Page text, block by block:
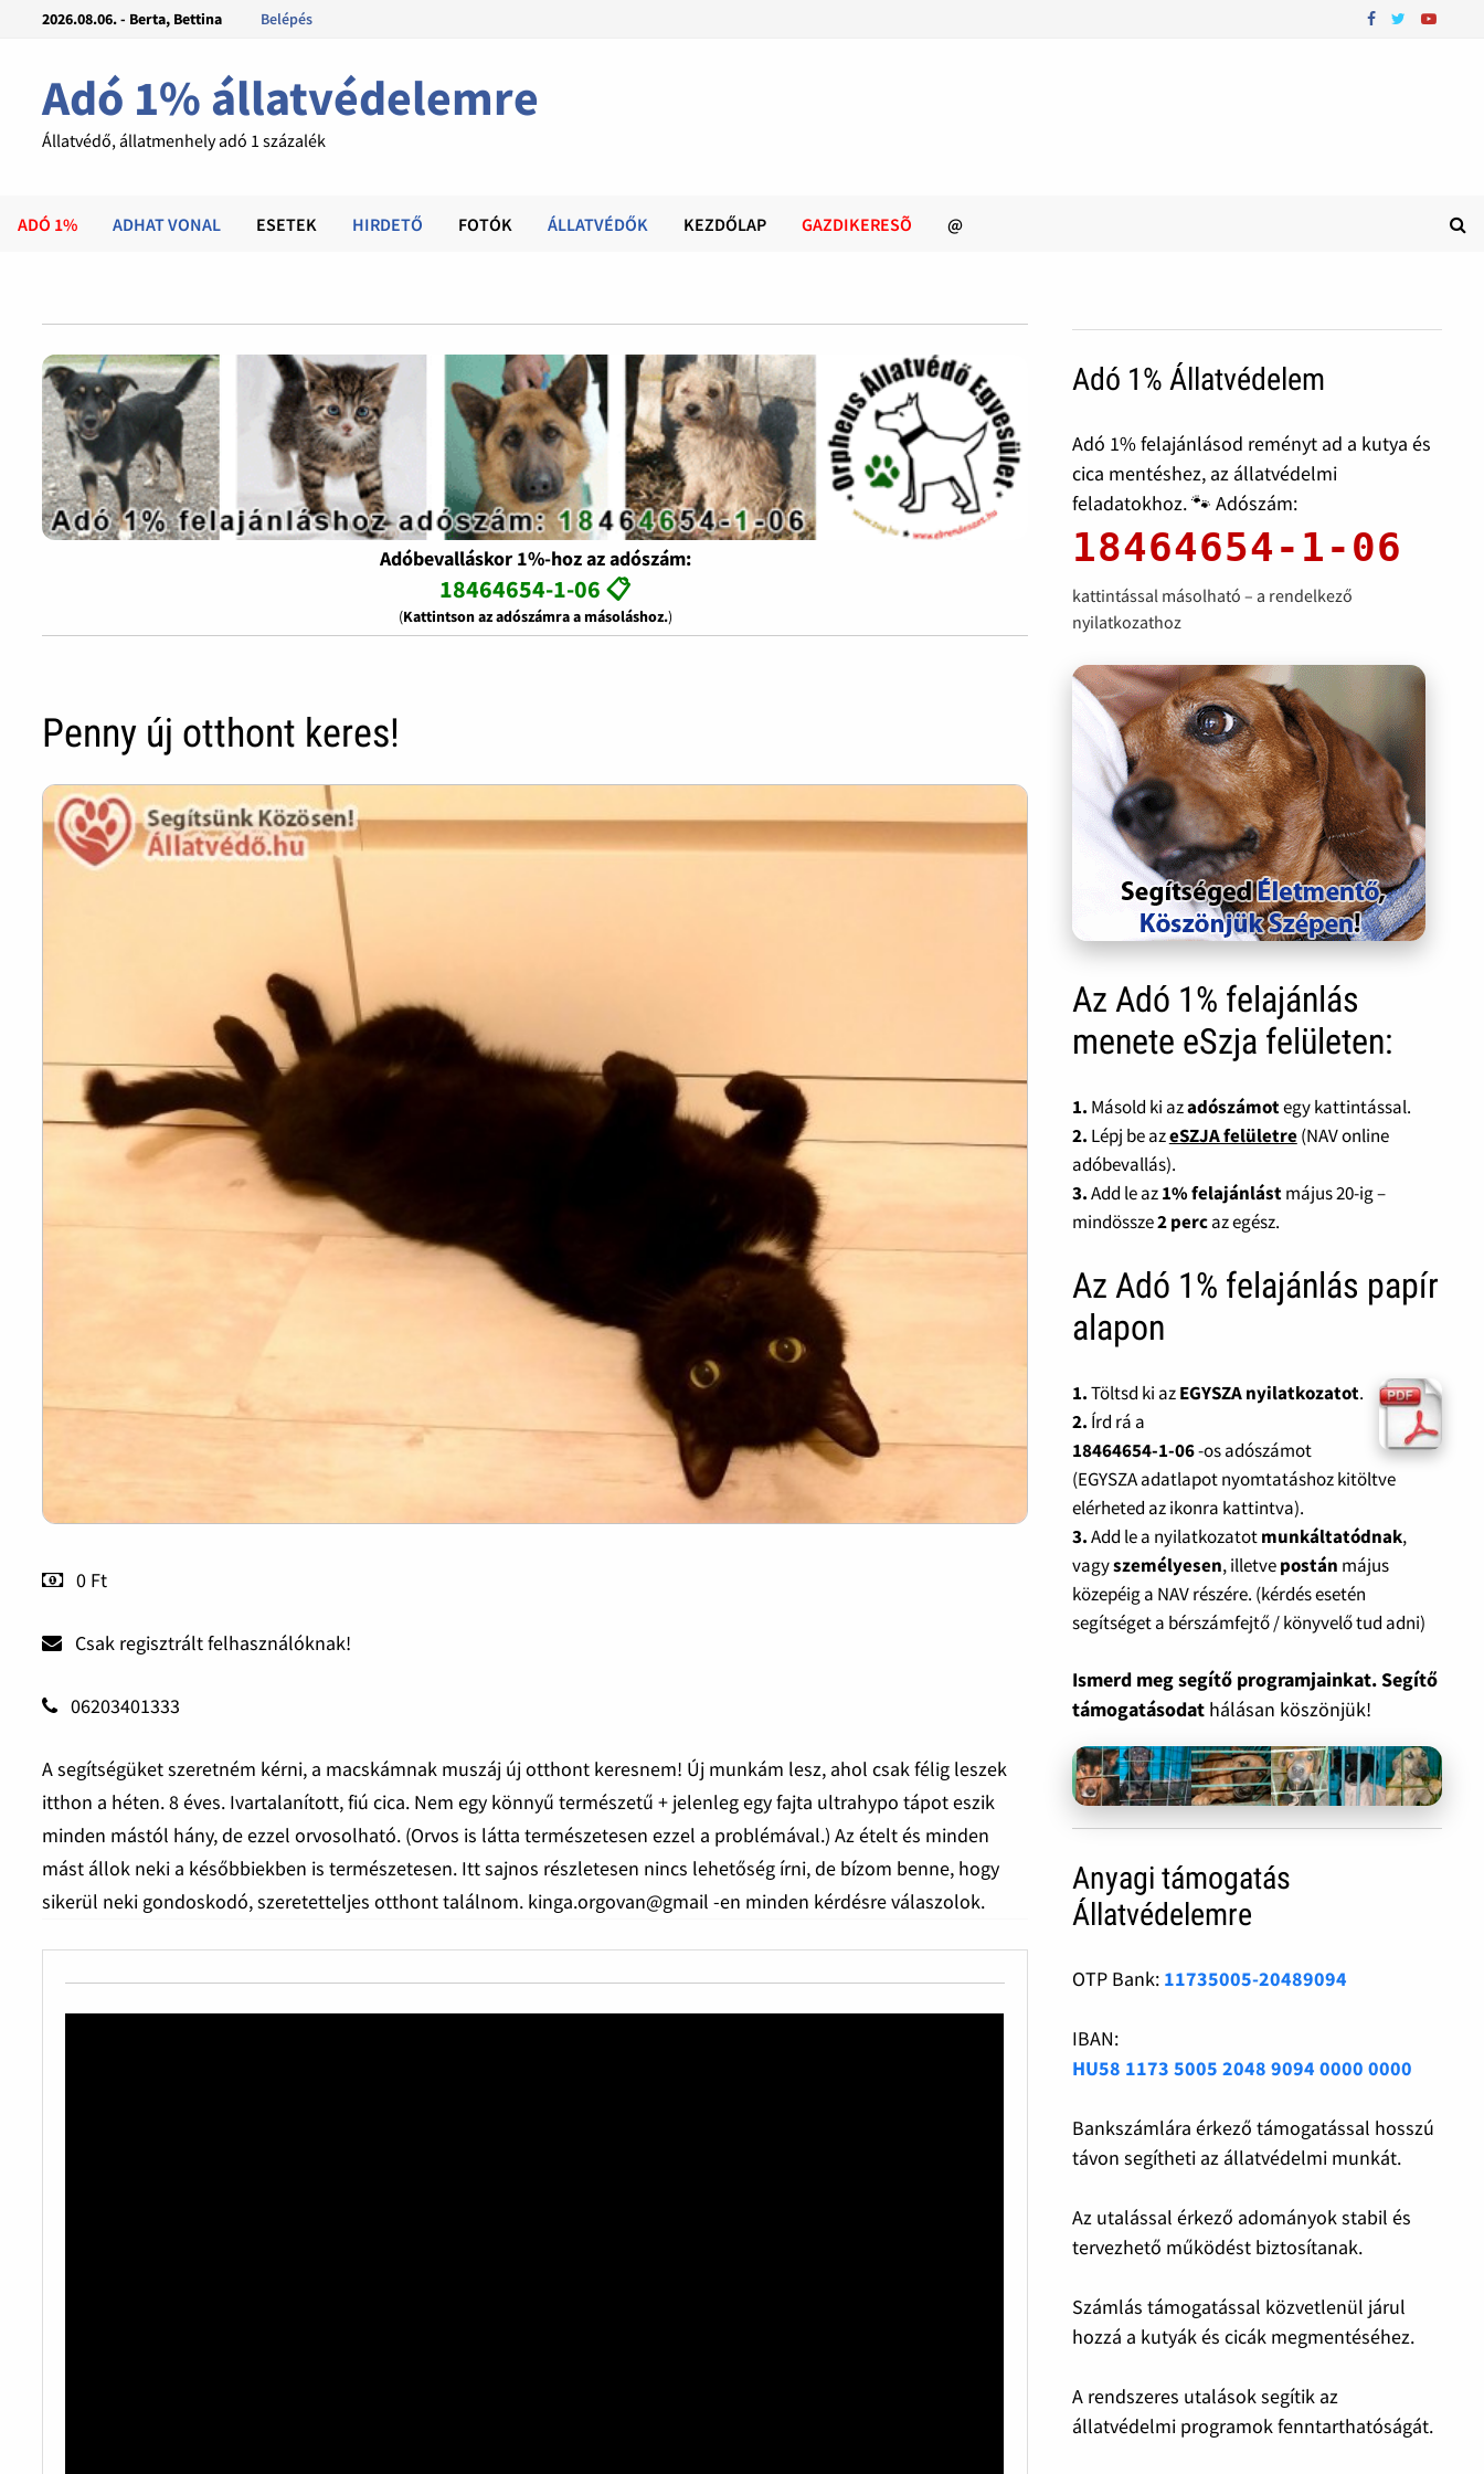
2026.08.06. - Berta, Bettina Belépés
Adó 1% állatvédelemre
Állatvédő, állatmenhely adó 1 százalék
ADÓ 1% ADHAT VONAL ESETEK HIRDETŐ FOTÓK ÁLLATVÉDŐK KEZDŐLAP GAZDIKERESÕ @
Adóbevalláskor 1%-hoz az adószám:
18464654-1-06 📋
(Kattintson az adószámra a másoláshoz.)
Penny új otthont keres!
0 Ft
Csak regisztrált felhasználóknak!
06203401333
A segítségüket szeretném kérni, a macskámnak muszáj új otthont keresnem! Új munkám lesz, ahol csak félig leszek
itthon a héten. 8 éves. Ivartalanított, fiú cica. Nem egy könnyű természetű + jelenleg egy fajta ultrahypo tápot eszik
minden mástól hány, de ezzel orvosolható. (Orvos is látta természetesen ezzel a problémával.) Az ételt és minden
mást állok neki a későbbiekben is természetesen. Itt sajnos részletesen nincs lehetőség írni, de bízom benne, hogy
sikerül neki gondoskodó, szeretetteljes otthont találnom. kinga.orgovan@gmail -en minden kérdésre válaszolok.
Adó 1% Állatvédelem
Adó 1% felajánlásod reményt ad a kutya és
cica mentéshez, az állatvédelmi
feladatokhoz. 🐾 Adószám:
18464654-1-06
kattintással másolható – a rendelkező
nyilatkozathoz
Az Adó 1% felajánlás
menete eSzja felületen:
1. Másold ki azadószámotegy kattintással.
2. Lépj be azeSZJA felületre(NAV online
adóbevallás).
3.Add le az1% felajánlástmájus 20-ig –
mindössze2 percaz egész.
Az Adó 1% felajánlás papír
alapon
1.Töltsd ki azEGYSZA nyilatkozatot.
2. Írd rá a
18464654-1-06-os adószámot
(EGYSZA adatlapot nyomtatáshoz kitöltve
elérheted az ikonra kattintva).
3.Add le a nyilatkozatotmunkáltatódnak,
vagyszemélyesen, illetvepostán május
közepéig a NAV részére. (kérdés esetén
segítséget a bérszámfejtő / könyvelő tud adni)
Ismerd meg segítő programjainkat. Segítő
támogatásodat hálásan köszönjük!
Anyagi támogatás
Állatvédelemre
OTP Bank: 11735005-20489094
IBAN:
HU58 1173 5005 2048 9094 0000 0000
Bankszámlára érkező támogatással hosszú
távon segítheti az állatvédelmi munkát.
Az utalással érkező adományok stabil és
tervezhető működést biztosítanak.
Számlás támogatással közvetlenül járul
hozzá a kutyák és cicák megmentéséhez.
A rendszeres utalások segítik az
állatvédelmi programok fenntarthatóságát.